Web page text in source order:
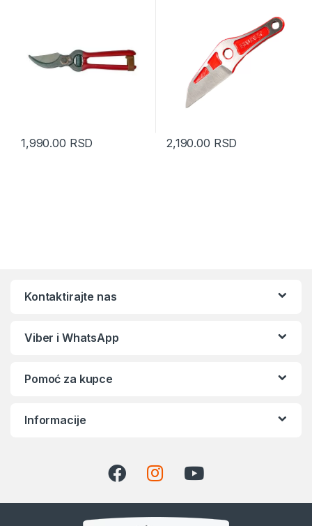
1,990.00 RSD 2,190.00 RSD
Kontaktirajte nas
Viber i WhatsApp
Pomoć za kupce
Informacije